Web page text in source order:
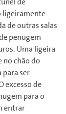
ligeiramente
de outras salas
penugem
Uma ligeira
no chão do
para ser
excesso de
para o
entrar